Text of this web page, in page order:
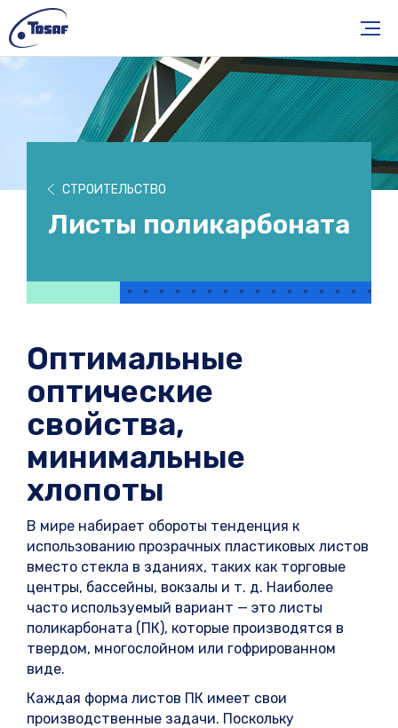
СТРОИТЕЛЬСТВО
Листы поликарбоната
Оптимальные
оптические
свойства,
минимальные
хлопоты
В мире набирает обороты тенденция к
использованию прозрачных пластиковых листов
вместо стекла в зданиях, таких как торговые
центры, бассейны, вокзалы и т. д. Наиболее
часто используемый вариант — это листы
поликарбоната (ПК), которые производятся в
твердом, многослойном или гофрированном
виде.
Каждая форма листов ПК имеет свои
производственные задачи. Поскольку